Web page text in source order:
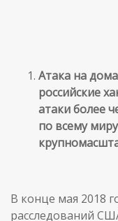
Атака на
российские
атаки более
по всему
В конце мая 2018
расследований